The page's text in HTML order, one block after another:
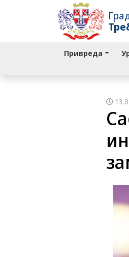
Привреда